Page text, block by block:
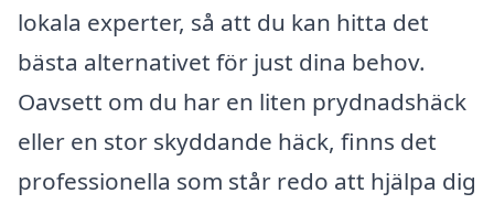
lokala experter, så att du kan hitta det
bästa alternativet för just dina behov.
Oavsett om du har en liten prydnadshäck
eller en stor skyddande häck, finns det
professionella som står redo att hjälpa dig